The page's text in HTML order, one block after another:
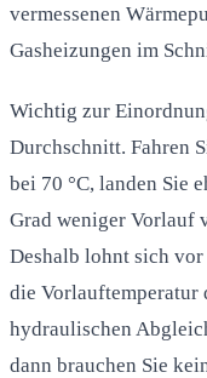
vermessenen
Gasheizungen im
Wichtig zur
Durchschnitt. Fahren
bei 70 °C, landen Sie
Grad weniger Vorlauf
Deshalb lohnt sich
die Vorlauftemperatur
hydraulischen
dann brauchen Sie